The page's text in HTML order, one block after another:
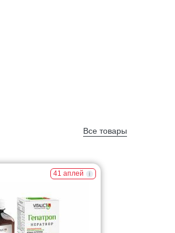
Все товары
41 аплей